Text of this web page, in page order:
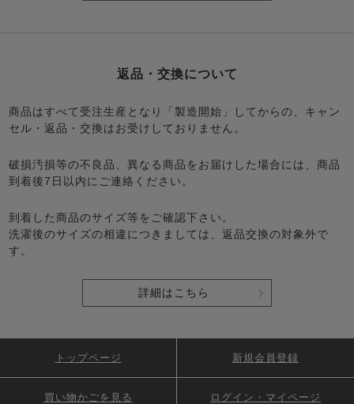
返品・交換について
商品はすべて受注生産となり「製造開始」してからの、キャン
セル・返品・交換はお受けしておりません。
破損汚損等の不良品、異なる商品をお届けした場合には、商品
到着後7日以内にご連絡ください。
到着した商品のサイズ等をご確認下さい。
洗濯後のサイズの相違につきましては、返品交換の対象外で
す。
詳細はこちら
トップページ 新規会員登録
買い物かごを見る ログイン・マイページ